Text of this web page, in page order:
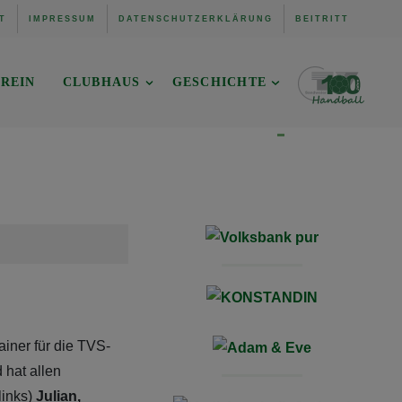
IMPRESSUM DATENSCHUTZERKLÄRUNG BEITRITT
CLUBHAUS GESCHICHTE
für die TVS-
hat allen
Julian,